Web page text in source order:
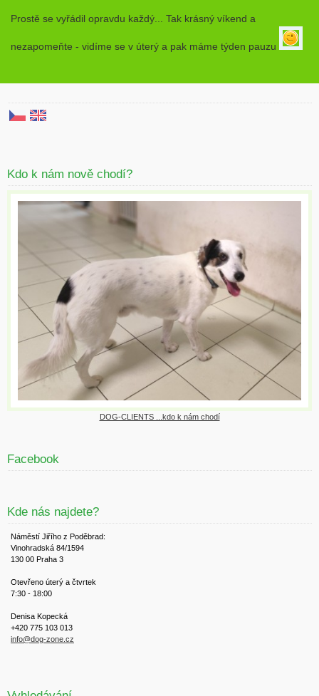
Prostě se vyřádil opravdu každý... Tak krásný víkend a
nezapomeňte - vidíme se v úterý a pak máme týden pauzu
Kdo k nám nově chodí?
DOG-CLIENTS ...kdo k nám chodí
Facebook
Kde nás najdete?
Náměstí Jiřího z Poděbrad:
Vinohradská 84/1594
130 00 Praha 3
Otevřeno úterý a čtvrtek
7:30 - 18:00
Denisa Kopecká
+420 775 103 013
info@dog-zone.cz